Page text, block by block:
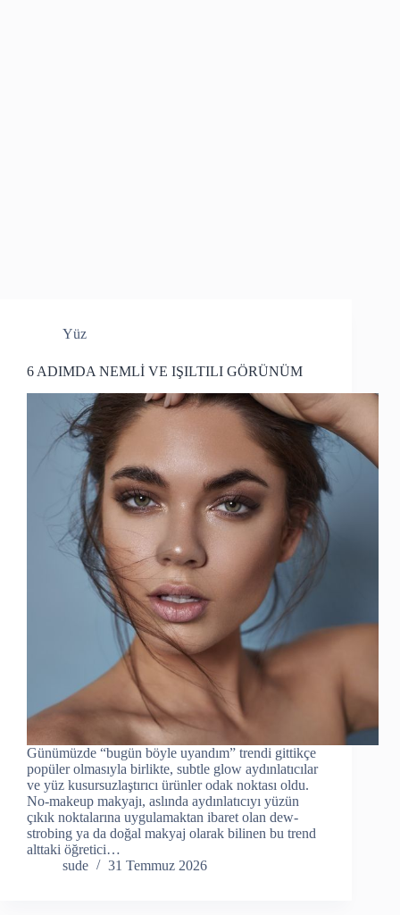
Yüz
6 ADIMDA NEMLİ VE IŞILTILI GÖRÜNÜM
Günümüzde “bugün böyle uyandım” trendi gittikçe
popüler olmasıyla birlikte, subtle glow aydınlatıcılar
ve yüz kusursuzlaştırıcı ürünler odak noktası oldu.
No-makeup makyajı, aslında aydınlatıcıyı yüzün
çıkık noktalarına uygulamaktan ibaret olan dew-
strobing ya da doğal makyaj olarak bilinen bu trend
alttaki öğretici…
sude
31 Temmuz 2026